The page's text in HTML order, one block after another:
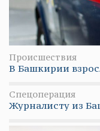
Происшествия
В Башкирии
Спецоперация
Журналисту из